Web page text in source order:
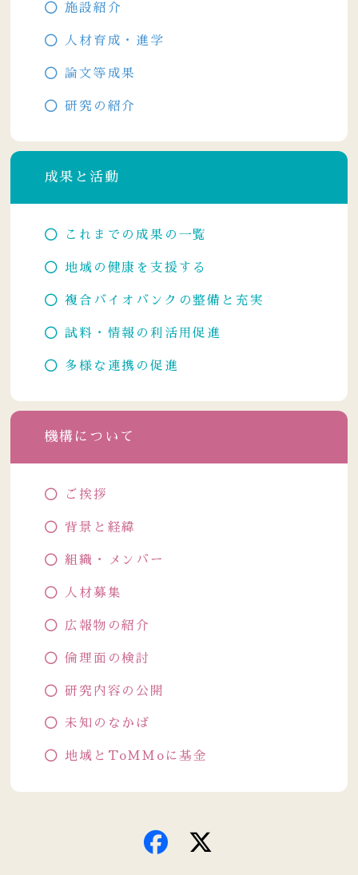
施設紹介
人材育成・進学
論文等成果
研究の紹介
成果と活動
これまでの成果の一覧
地域の健康を支援する
複合バイオバンクの整備と充実
試料・情報の利活用促進
多様な連携の促進
機構について
ご挨拶
背景と経緯
組織・メンバー
人材募集
広報物の紹介
倫理面の検討
研究内容の公開
未知のなかば
地域とToMMoに基金